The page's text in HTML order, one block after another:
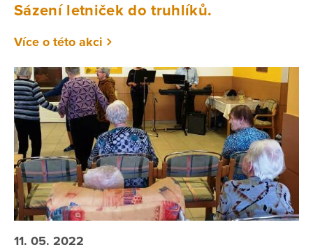
Sázení letniček do truhlíků.
Více o této akci
11. 05. 2022